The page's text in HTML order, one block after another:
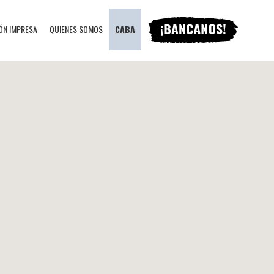
IMPRESA QUIENES SOMOS CABA